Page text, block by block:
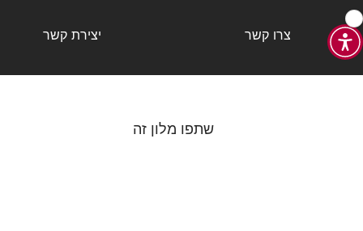
צרו קשר יצירת קשר
שתפו מלון זה